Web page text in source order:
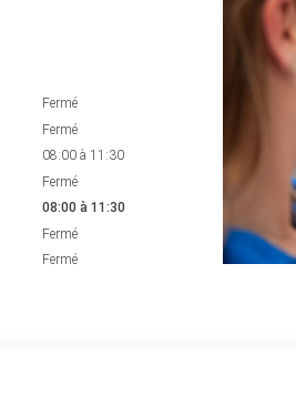
Fermé
Fermé
08:00 à11:30
Fermé
08:00 à11:30
Fermé
Fermé